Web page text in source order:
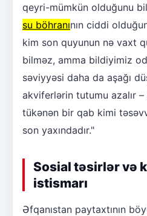
qeyri-mümkün olduğunu
su böhranının ciddi
kim son quyunun nə vaxt
bilməz, amma bildiyimiz
səviyyəsi daha da aşağı
akviferlərin tutumu azalır –
tükənən bir qab kimi
son yaxındadır."
Sosial təsirlər və
istismarı
Əfqanıstan paytaxtının